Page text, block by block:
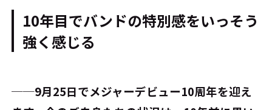
10年目でバンドの特別感をいっそう
強く感じる
──9月25日でメジャーデビュー10周年を迎え